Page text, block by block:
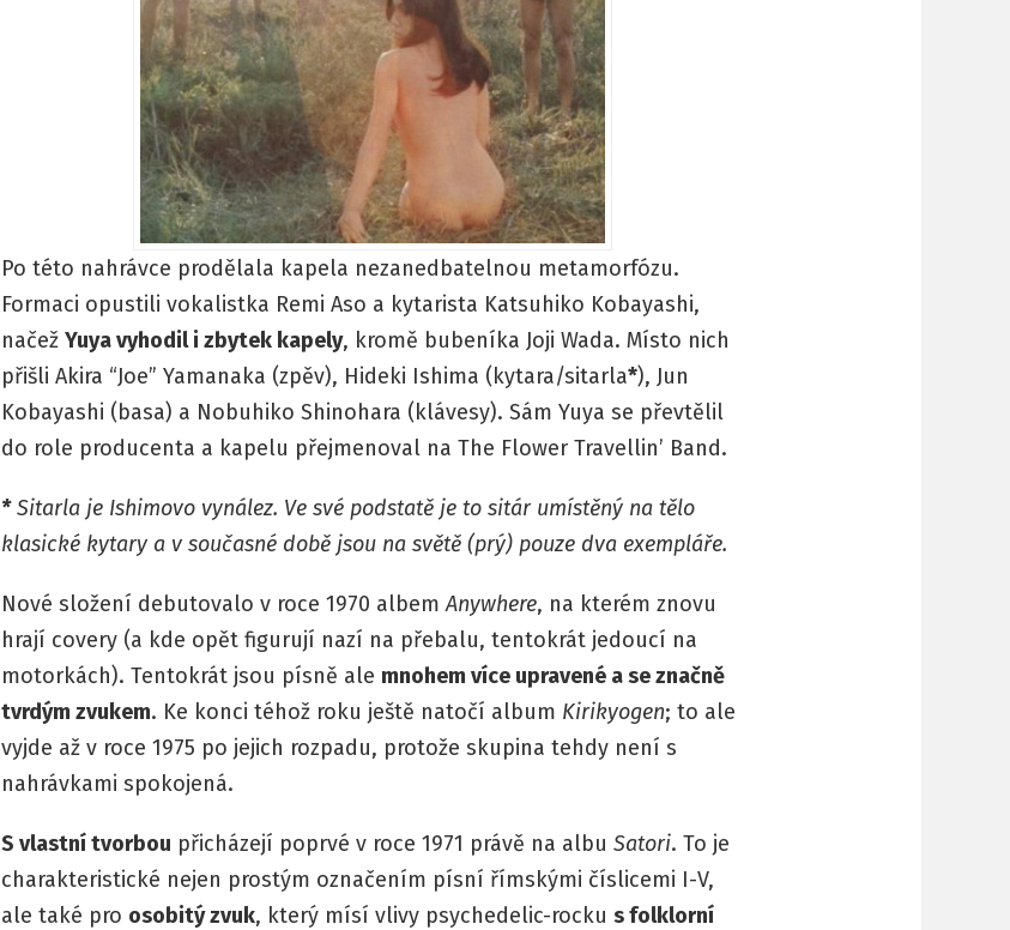
Po této nahrávce prodělala kapela nezanedbatelnou metamorfózu.
Formaci opustili vokalistka Remi Aso a kytarista Katsuhiko Kobayashi,
načež Yuya vyhodil i zbytek kapely, kromě bubeníka Joji Wada. Místo nich
přišli Akira “Joe” Yamanaka (zpěv), Hideki Ishima (kytara/sitarla*), Jun
Kobayashi (basa) a Nobuhiko Shinohara (klávesy). Sám Yuya se převtělil
do role producenta a kapelu přejmenoval na The Flower Travellin’ Band.
*Sitarla je Ishimovo vynález. Ve své podstatě je to sitár umístěný na tělo
klasické kytary a v současné době jsou na světě (prý) pouze dva exempláře.
Nové složení debutovalo v roce 1970 albemAnywhere, na kterém znovu
hrají covery (a kde opět figurují nazí na přebalu, tentokrát jedoucí na
motorkách). Tentokrát jsou písně ale mnohem více upravené a se značně
tvrdým zvukem. Ke konci téhož roku ještě natočí album Kirikyogen; to ale
vyjde až v roce 1975 po jejich rozpadu, protože skupina tehdy není s
nahrávkami spokojená.
S vlastní tvorbou přicházejí poprvé v roce 1971 právě na albu Satori. To je
charakteristické nejen prostým označením písní římskými číslicemi I-V,
ale také pro osobitý zvuk, který mísí vlivy psychedelic-rocku s folklorní